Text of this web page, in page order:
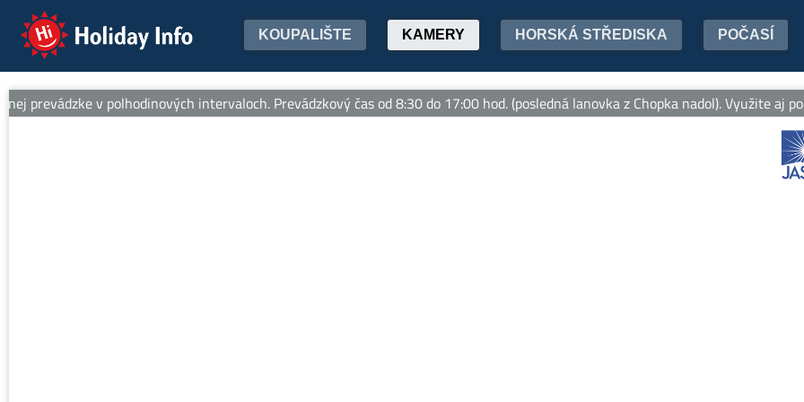
Holiday Info KOUPALIŠTE KAMERY HORSKÁ STŘEDISKA POČASÍ
v polhodinových intervaloch. Prevádzkový čas od 8:30 do 17:00 hod. (posledná lanovka z Chopka nadol). Využite aj